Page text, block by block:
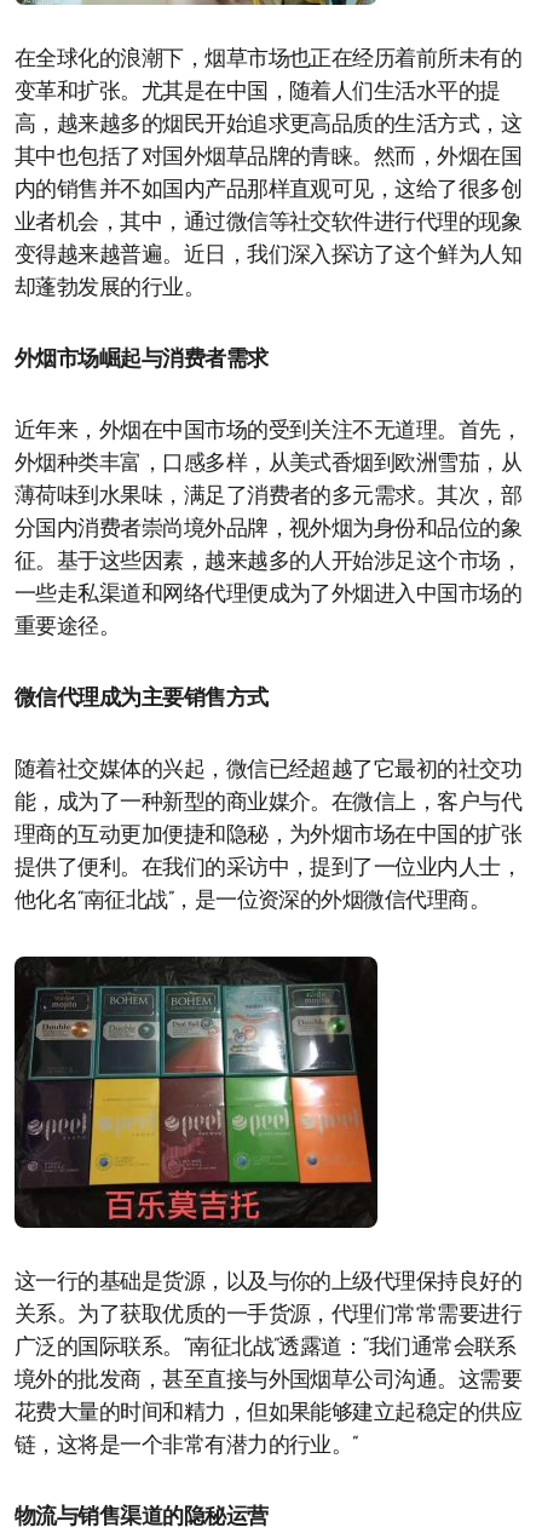
在全球化的浪潮下，烟草市场也正在经历着前所未有的
变革和扩张。尤其是在中国，随着人们生活水平的提
高，越来越多的烟民开始追求更高品质的生活方式，这
其中也包括了对国外烟草品牌的青睐。然而，外烟在国
内的销售并不如国内产品那样直观可见，这给了很多创
业者机会，其中，通过微信等社交软件进行代理的现象
变得越来越普遍。近日，我们深入探访了这个鲜为人知
却蓬勃发展的行业。
外烟市场崛起与消费者需求
近年来，外烟在中国市场的受到关注不无道理。首先，
外烟种类丰富，口感多样，从美式香烟到欧洲雪茄，从
薄荷味到水果味，满足了消费者的多元需求。其次，部
分国内消费者崇尚境外品牌，视外烟为身份和品位的象
征。基于这些因素，越来越多的人开始涉足这个市场，
一些走私渠道和网络代理便成为了外烟进入中国市场的
重要途径。
微信代理成为主要销售方式
随着社交媒体的兴起，微信已经超越了它最初的社交功
能，成为了一种新型的商业媒介。在微信上，客户与代
理商的互动更加便捷和隐秘，为外烟市场在中国的扩张
提供了便利。在我们的采访中，提到了一位业内人士，
他化名“南征北战”，是一位资深的外烟微信代理商。
这一行的基础是货源，以及与你的上级代理保持良好的
关系。为了获取优质的一手货源，代理们常常需要进行
广泛的国际联系。“南征北战”透露道：“我们通常会联系
境外的批发商，甚至直接与外国烟草公司沟通。这需要
花费大量的时间和精力，但如果能够建立起稳定的供应
链，这将是一个非常有潜力的行业。”
物流与销售渠道的隐秘运营